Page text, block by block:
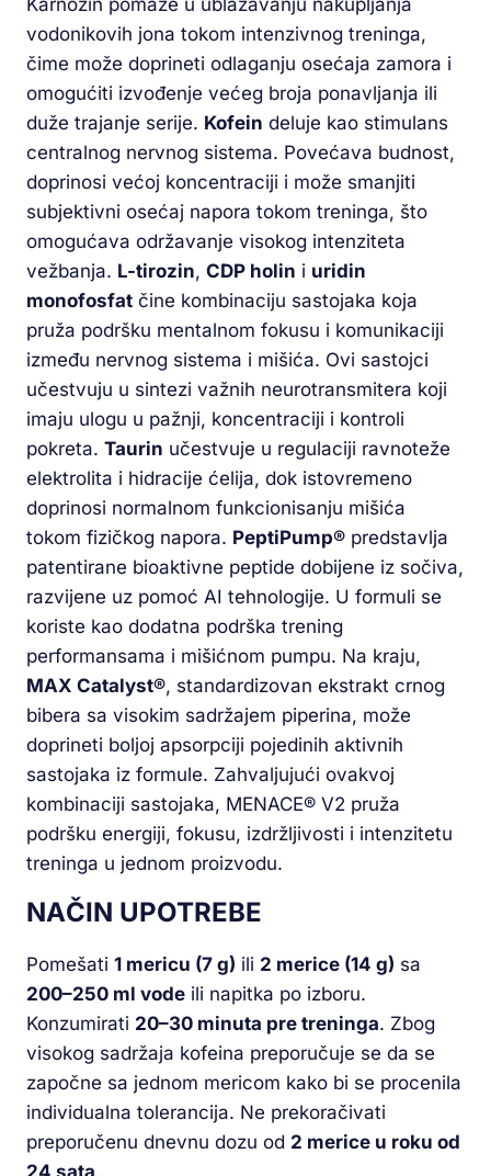
vodonikovih jona tokom intenzivnog treninga,
čime može doprineti odlaganju osećaja zamora i
omogućiti izvođenje većeg broja ponavljanja ili
duže trajanje serije. Kofein deluje kao stimulans
centralnog nervnog sistema. Povećava budnost,
doprinosi većoj koncentraciji i može smanjiti
subjektivni osećaj napora tokom treninga, što
omogućava održavanje visokog intenziteta
vežbanja. L-tirozin, CDP holin i uridin
monofosfat čine kombinaciju sastojaka koja
pruža podršku mentalnom fokusu i komunikaciji
između nervnog sistema i mišića. Ovi sastojci
učestvuju u sintezi važnih neurotransmitera koji
imaju ulogu u pažnji, koncentraciji i kontroli
pokreta. Taurin učestvuje u regulaciji ravnoteže
elektrolita i hidracije ćelija, dok istovremeno
doprinosi normalnom funkcionisanju mišića
tokom fizičkog napora. PeptiPump® predstavlja
patentirane bioaktivne peptide dobijene iz sočiva,
razvijene uz pomoć AI tehnologije. U formuli se
koriste kao dodatna podrška trening
performansama i mišićnom pumpu. Na kraju,
MAX Catalyst®, standardizovan ekstrakt crnog
bibera sa visokim sadržajem piperina, može
doprineti boljoj apsorpciji pojedinih aktivnih
sastojaka iz formule. Zahvaljujući ovakvoj
kombinaciji sastojaka, MENACE® V2 pruža
podršku energiji, fokusu, izdržljivosti i intenzitetu
treninga u jednom proizvodu.
NAČIN UPOTREBE
Pomešati 1 mericu (7 g) ili 2 merice (14 g) sa
200–250 ml vode ili napitka po izboru.
Konzumirati 20–30 minuta pre treninga. Zbog
visokog sadržaja kofeina preporučuje se da se
započne sa jednom mericom kako bi se procenila
individualna tolerancija. Ne prekoračivati
preporučenu dnevnu dozu od 2 merice u roku od
24 sata.